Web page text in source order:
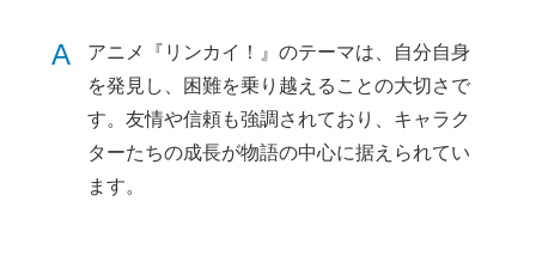
A
アニメ『リンカイ！』のテーマは、自分自身
を発見し、困難を乗り越えることの大切さで
す。友情や信頼も強調されており、キャラク
ターたちの成長が物語の中心に据えられてい
ます。